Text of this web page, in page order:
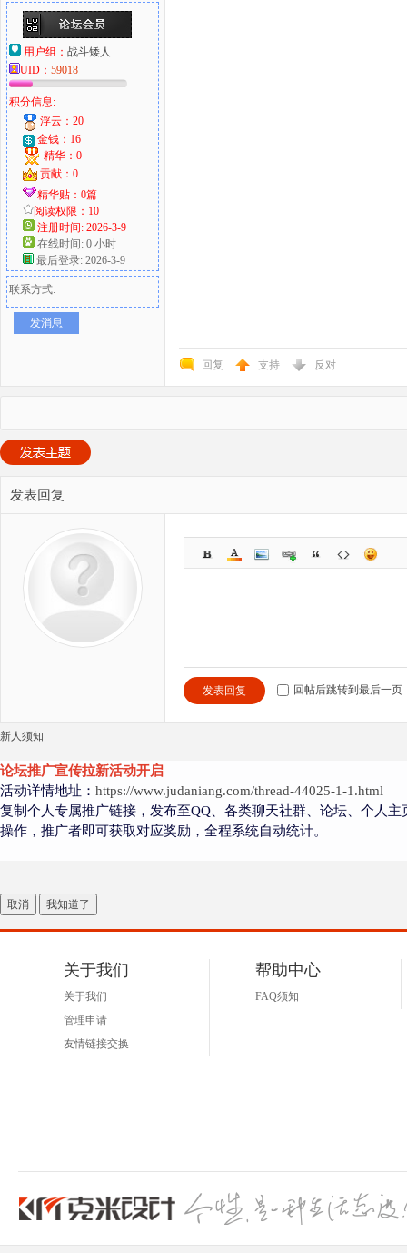
用户组： 战斗矮人
UID： 59018
积分信息:
浮云：20
金钱：16
精华：0
贡献：0
精华贴：0篇
阅读权限：10
注册时间: 2026-3-9
在线时间: 0 小时
最后登录: 2026-3-9
联系方式:
发消息
回复 支持 反对
发表回复
发表回复 回帖后跳转到最后一页
新人须知
论坛推广宣传拉新活动开启
活动详情地址： https://www.judaniang.com/thread-44025-1-1.html
复制个人专属推广链接，发布至QQ、各类聊天社群、论坛、个人
操作，推广者即可获取对应奖励，全程系统自动统计。
取消 我知道了
关于我们
关于我们
管理申请
友情链接交换
帮助中心
FAQ须知